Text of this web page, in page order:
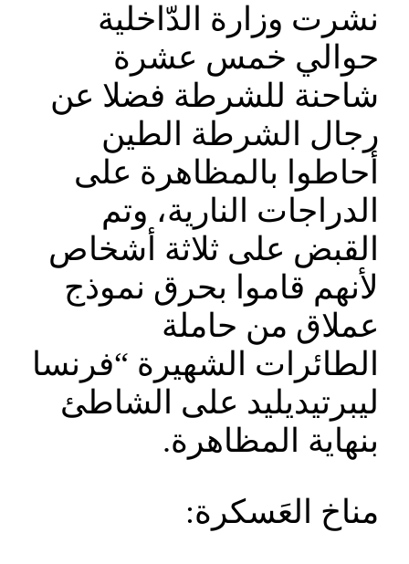
نشرت وزارة الدّاخلية
حوالي خمس عشرة
شاحنة للشرطة فضلا عن
رجال الشرطة الطين
أحاطوا بالمظاهرة على
الدراجات النارية، وتم
القبض على ثلاثة أشخاص
لأنهم قاموا بحرق نموذج
عملاق من حاملة
الطائرات الشهيرة “فرنسا
ليبرتيديليد على الشاطئ
بنهاية المظاهرة.
مناخ العَسكرة: